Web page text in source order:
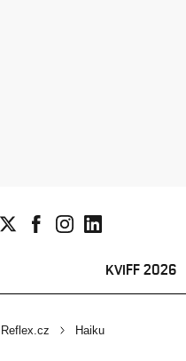
KVIFF 2026
Reflex.cz Haiku